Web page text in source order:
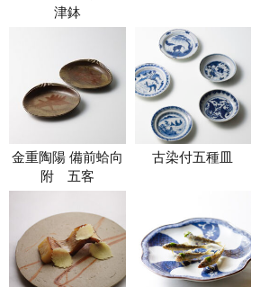
津鉢
金重陶陽 備前蛤向
附 五客
古染付五種皿